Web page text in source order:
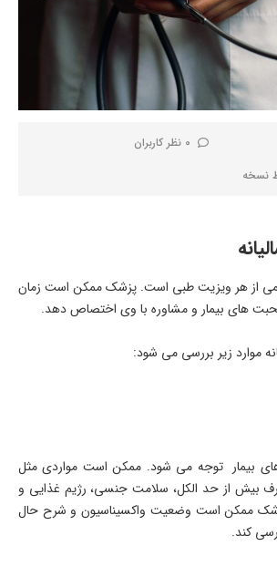
0 نظر کاربران
نسخه
از هر ویزیت طبی است. پزشک ممکن است زمان
های بیمار و مشاوره با وی اختصاص دهد.
موارد زیر بررسی می شود:
بیمار توجه می شود. ممکن است مواردی مثل
بیش از حد الکل، سلامت جنسی، رژیم غذایی و
ممکن است وضعیت واکسیناسیون و شرح حال
کند.